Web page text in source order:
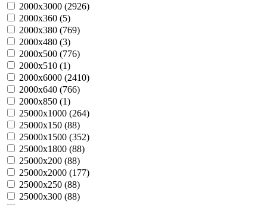
2000х3000 (2926)
2000х360 (5)
2000х380 (769)
2000х480 (3)
2000х500 (776)
2000х510 (1)
2000х6000 (2410)
2000х640 (766)
2000х850 (1)
25000х1000 (264)
25000х150 (88)
25000х1500 (352)
25000х1800 (88)
25000х200 (88)
25000х2000 (177)
25000х250 (88)
25000х300 (88)